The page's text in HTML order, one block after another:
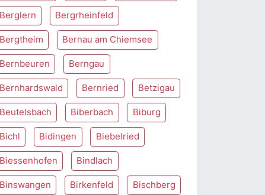
Berglern Bergrheinfeld
Bergtheim Bernau am Chiemsee
Bernbeuren Berngau
Bernhardswald Bernried Betzigau
Beutelsbach Biberbach Biburg
Bichl Bidingen Biebelried
Biessenhofen Bindlach
Binswangen Birkenfeld Bischberg